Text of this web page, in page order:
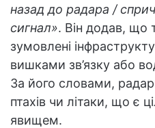
назад до радара /
сигнал». Він додав, що
зумовлені
вишками зв’язку або
За його словами,
птахів чи літаки, що є
явищем.